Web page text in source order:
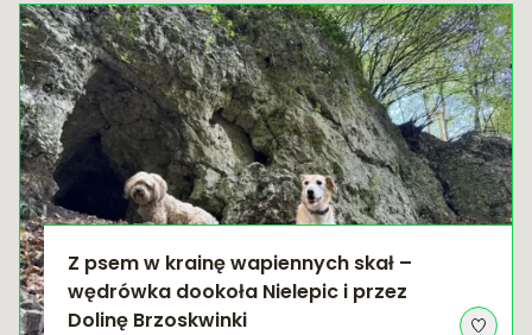
Z psem w krainę wapiennych skał –
wędrówka dookoła Nielepic i przez
Dolinę Brzoskwinki